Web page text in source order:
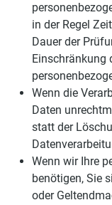
in der Regel
Dauer der
Einschränkung
Wenn die
Daten
statt der
Wenn wir Ihre
benötigen, Sie
oder